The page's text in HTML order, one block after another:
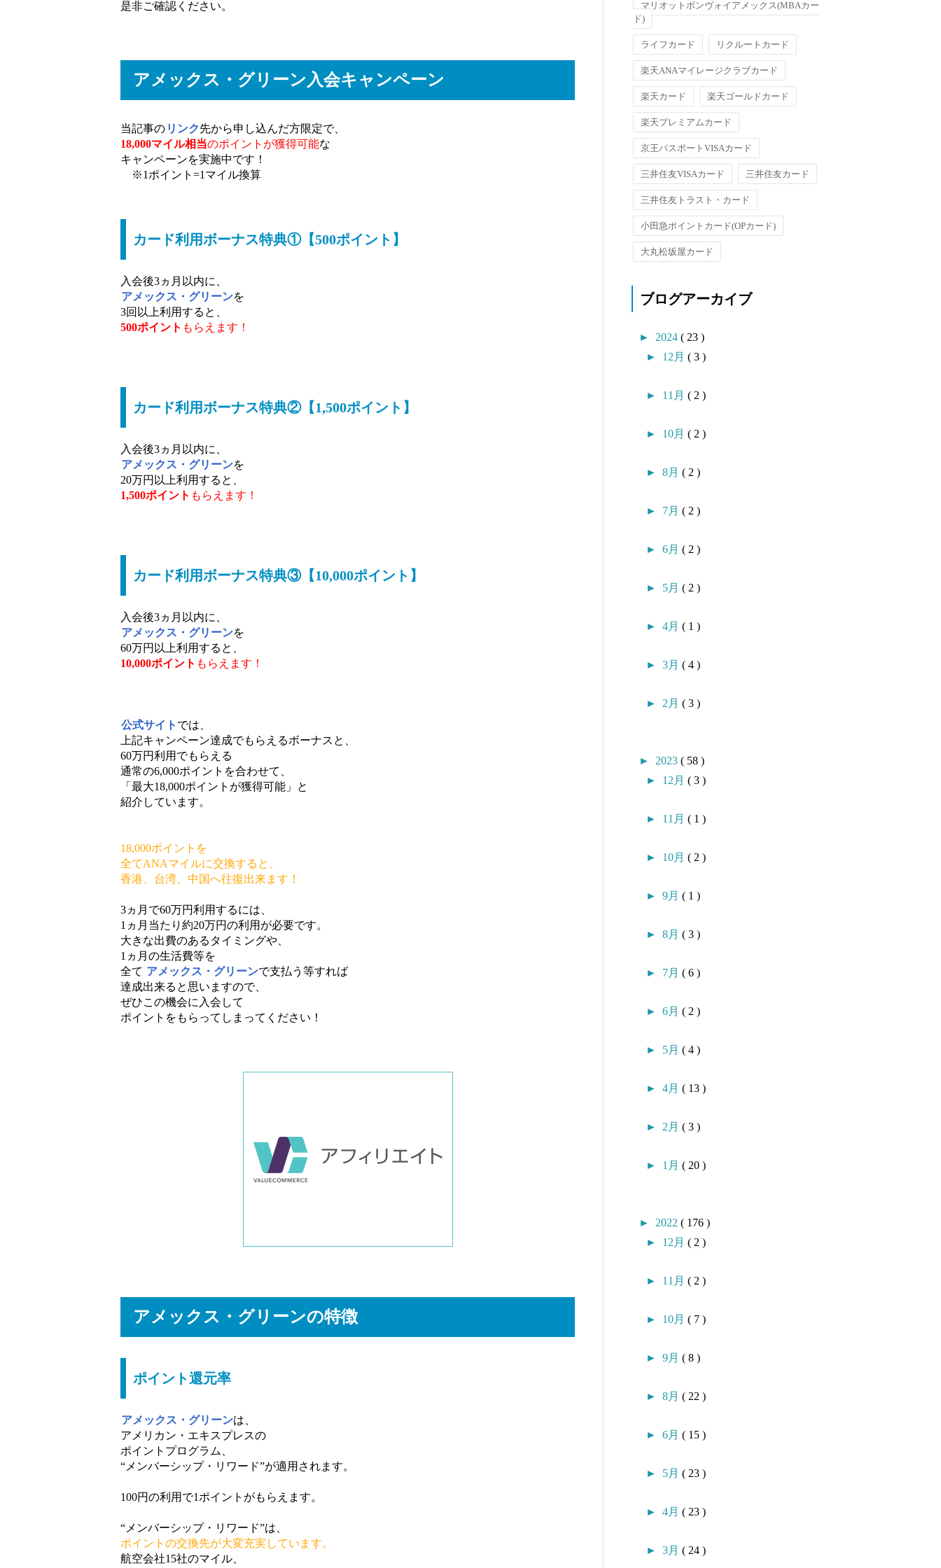
是非ご確認ください。
アメックス・グリーン入会キャンペーン
当記事の リンク先から申し込んだ方限定で、
18,000マイル相当のポイントが獲得可能な
キャンペーンを実施中です！
※1ポイント=1マイル換算
カード利用ボーナス特典①【500ポイント】
入会後3ヵ月以内に、
アメックス・グリーンを
3回以上利用すると、
500ポイント もらえます！
カード利用ボーナス特典②【1,500ポイント】
入会後3ヵ月以内に、
アメックス・グリーンを
20万円以上利用すると、
1,500ポイント もらえます！
カード利用ボーナス特典③【10,000ポイント】
入会後3ヵ月以内に、
アメックス・グリーンを
60万円以上利用すると、
10,000ポイント もらえます！
公式サイト では、
上記キャンペーン達成でもらえるボーナスと、
60万円利用でもらえる
通常の6,000ポイントを合わせて、
「最大18,000ポイントが獲得可能」と
紹介しています。
18,000ポイントを
全てANAマイルに交換すると、
香港、台湾、中国へ往復出来ます！
3ヵ月で60万円利用するには、
1ヵ月当たり約20万円の利用が必要です。
大きな出費のあるタイミングや、
1ヵ月の生活費等を
全て アメックス・グリーンで支払う等すれば
達成出来ると思いますので、
ぜひこの機会に入会して
ポイントをもらってしまってください！
アメックス・グリーンの特徴
ポイント還元率
アメックス・グリーンは、
アメリカン・エキスプレスの
ポイントプログラム、
“メンバーシップ・リワード”が適用されます。
100円の利用で1ポイントがもらえます。
“メンバーシップ・リワード”は、
ポイントの交換先が大変充実しています。
航空会社15社のマイル、
マリオットボンヴォイアメックス(MBAカー
ド)
ライフカード リクルートカード
楽天ANAマイレージクラブカード
楽天カード 楽天ゴールドカード
楽天プレミアムカード
京王パスポートVISAカード
三井住友VISAカード 三井住友カード
三井住友トラスト・カード
小田急ポイントカード(OPカード)
大丸松坂屋カード
ブログアーカイブ
► 2024 ( 23 )
► 12月 ( 3 )
► 11月 ( 2 )
► 10月 ( 2 )
► 8月 ( 2 )
► 7月 ( 2 )
► 6月 ( 2 )
► 5月 ( 2 )
► 4月 ( 1 )
► 3月 ( 4 )
► 2月 ( 3 )
► 2023 ( 58 )
► 12月 ( 3 )
► 11月 ( 1 )
► 10月 ( 2 )
► 9月 ( 1 )
► 8月 ( 3 )
► 7月 ( 6 )
► 6月 ( 2 )
► 5月 ( 4 )
► 4月 ( 13 )
► 2月 ( 3 )
► 1月 ( 20 )
► 2022 ( 176 )
► 12月 ( 2 )
► 11月 ( 2 )
► 10月 ( 7 )
► 9月 ( 8 )
► 8月 ( 22 )
► 6月 ( 15 )
► 5月 ( 23 )
► 4月 ( 23 )
► 3月 ( 24 )